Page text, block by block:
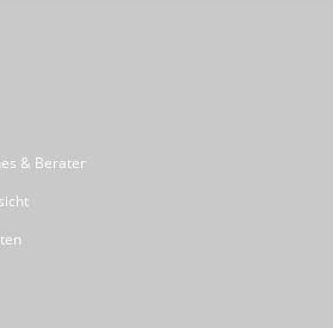
& Berater